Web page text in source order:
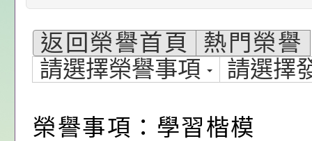
置課程與教學人才庫
畫」一案， 請教師
請，請查照。
減碳存摺2.0」全民
桃園市政府家庭教育
年度祖孫樂淘桃－祖
祝活動」海報電子檔
位協助鼓勵所屬同仁
轉知有關銓敘部建置
員退休所得重審後實
算器」，公立學校退
檢送財團法人台灣優
發展協會辦理115年
桃園市政府家庭教育
返回榮譽首頁
熱門榮譽
請選擇榮譽事項
請選擇
榮譽事項：學習楷模